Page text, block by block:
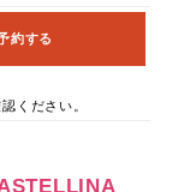
約する
ください。